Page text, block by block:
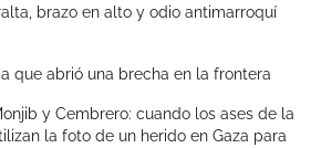
brazo en alto y odio antimarroquí
que abrió una brecha en la frontera
y Cembrero: cuando los ases de la
la foto de un herido en Gaza para